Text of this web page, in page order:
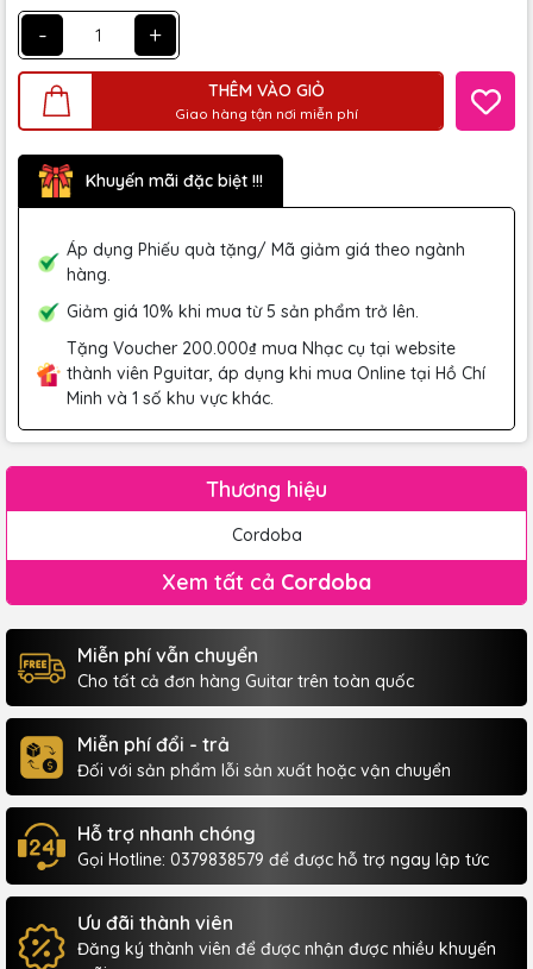
- +
THÊM VÀO GIỎ
Giao hàng tận nơi miễn phí
Khuyến mãi đặc biệt !!!
Áp dụng Phiếu quà tặng/ Mã giảm giá theo ngành
hàng.
Giảm giá 10% khi mua từ 5 sản phẩm trở lên.
Tặng Voucher 200.000₫ mua Nhạc cụ tại website
thành viên Pguitar, áp dụng khi mua Online tại Hồ Chí
Minh và 1 số khu vực khác.
Thương hiệu
Cordoba
Xem tất cả Cordoba
Miễn phí vẫn chuyển
Cho tất cả đơn hàng Guitar trên toàn quốc
Miễn phí đổi - trả
Đối với sản phẩm lỗi sản xuất hoặc vận chuyển
Hỗ trợ nhanh chóng
Gọi Hotline: 0379838579 để được hỗ trợ ngay lập tức
Ưu đãi thành viên
Đăng ký thành viên để được nhận được nhiều khuyến